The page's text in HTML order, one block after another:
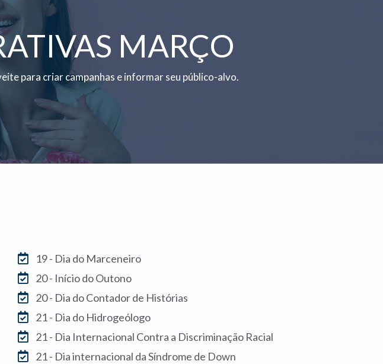
MARÇO
para criar campanhas e informar seu público-alvo.
19 - Dia do Marceneiro
20 - Início do Outono
20 - Dia do Contador de Histórias
21 - Dia do Hidrogeólogo
21 - Dia Internacional Contra a Discriminação Racial
21 - Dia internacional da Síndrome de Down